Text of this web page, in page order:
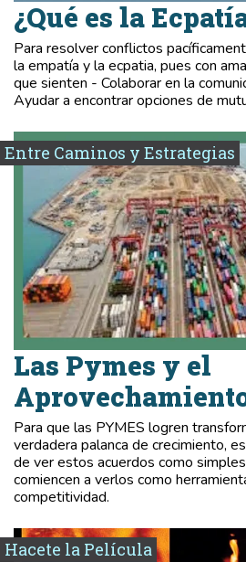
¿Qué es la
Para resolver conflictos
la empatía y la ecpatia, pues con
que sienten - Colaborar en la
Ayudar a encontrar opciones de
Entre Caminos y Estrategias
Las Pymes y el
Para que las PYMES logren
verdadera palanca de crecimiento,
de ver estos acuerdos como
comiencen a verlos como
competitividad.
Hacete la Película